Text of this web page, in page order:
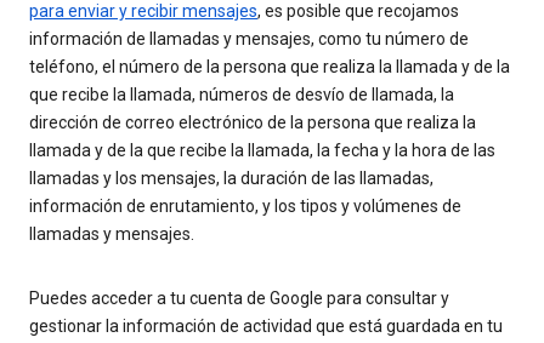
para enviar y recibir mensajes, es posible que recojamos
información de llamadas y mensajes, como tu número de
teléfono, el número de la persona que realiza la llamada y de la
que recibe la llamada, números de desvío de llamada, la
dirección de correo electrónico de la persona que realiza la
llamada y de la que recibe la llamada, la fecha y la hora de las
llamadas y los mensajes, la duración de las llamadas,
información de enrutamiento, y los tipos y volúmenes de
llamadas y mensajes.
Puedes acceder a tu cuenta de Google para consultar y
gestionar la información de actividad que está guardada en tu